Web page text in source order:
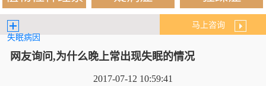
失眠病因
马上咨询
网友询问,为什么晚上常出现失眠的情况
2017-07-12 10:59:41